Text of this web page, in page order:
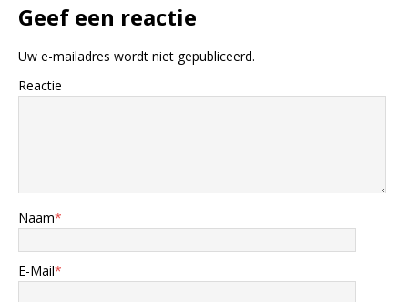
Geef een reactie
Uw e-mailadres wordt niet gepubliceerd.
Reactie
Naam*
E-Mail*